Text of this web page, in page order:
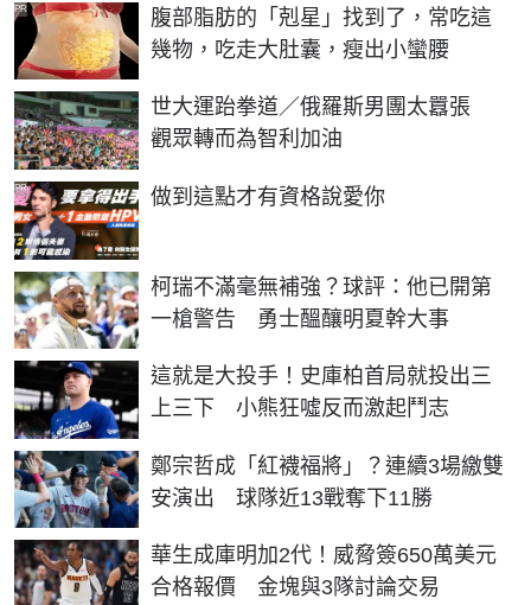
腹部脂肪的「剋星」找到了，常吃這
幾物，吃走大肚囊，瘦出小蠻腰
PR
世大運跆拳道／俄羅斯男團太囂張
觀眾轉而為智利加油
做到這點才有資格說愛你
PR
柯瑞不滿毫無補強？球評：他已開第
一槍警告 勇士醞釀明夏幹大事
這就是大投手！史庫柏首局就投出三
上三下 小熊狂噓反而激起鬥志
鄭宗哲成「紅襪福將」？連續3場繳雙
安演出 球隊近13戰奪下11勝
華生成庫明加2代！威脅簽650萬美元
合格報價 金塊與3隊討論交易